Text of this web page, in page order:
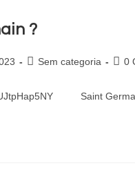
?
Sem categoria 0
Saint